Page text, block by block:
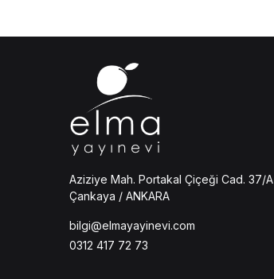
Aziziye Mah. Portakal Çiçeği Cad. 37/A
Çankaya / ANKARA
bilgi@elmayayinevi.com
0312 417 72 73